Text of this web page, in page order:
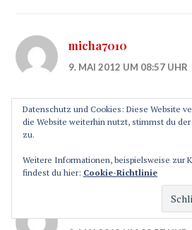
micha7010
9. MAI 2012 UM 08:57 UHR
[..YouTube..] MID1126 ist mein
Datenschutz und Cookies: Diese Website
die Website weiterhin nutzt, stimmst du
zu.
Weitere Informationen, beispielsweise zur
findest du hier: Cookie-Richtlinie